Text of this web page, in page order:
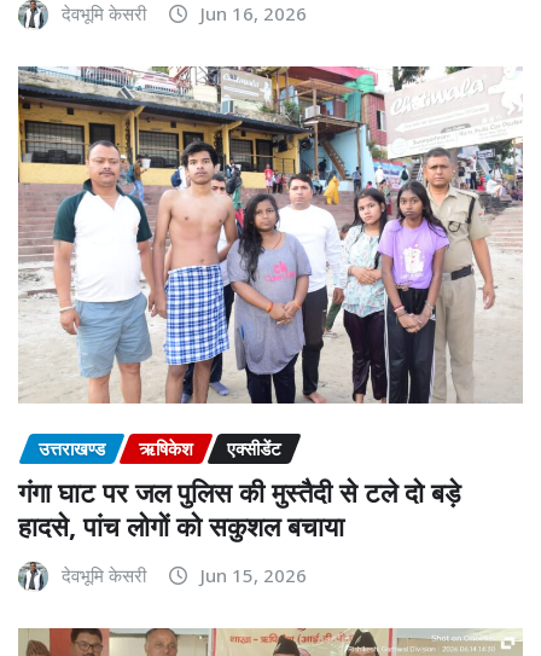
देवभूमि केसरी Jun 16, 2026
उत्तराखण्ड ऋषिकेश एक्सीडेंट
गंगा घाट पर जल पुलिस की मुस्तैदी से टले दो बड़े
हादसे, पांच लोगों को सकुशल बचाया
देवभूमि केसरी Jun 15, 2026